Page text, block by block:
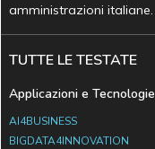
amministrazioni italiane.
TUTTE LE TESTATE
Applicazioni e Tecnologie
AI4BUSINESS
BIGDATA4INNOVATION